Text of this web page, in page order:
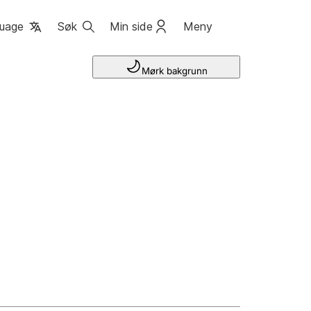
Søk Min side Meny
Mørk bakgrunn